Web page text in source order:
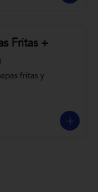
Fritas +
fritas y